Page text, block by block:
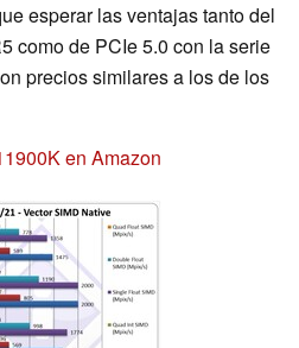
esperar las ventajas tanto del
como de PCIe 5.0 con la serie
precios similares a los de los
en Amazon